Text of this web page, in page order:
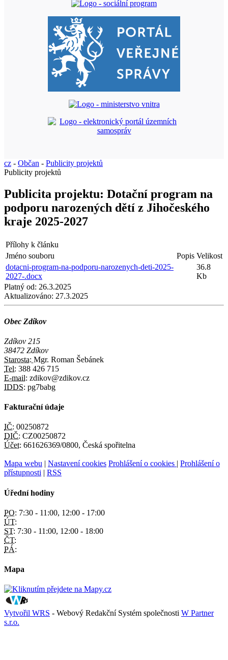
cz - Občan - Publicity projektů
Publicity projektů
Publicita projektu: Dotační program na
podporu narozených dětí z Jihočeského
kraje 2025-2027
Přílohy k článku
Jméno souboru
Popis Velikost
dotacni-program-na-podporu-narozenych-deti-2025-
2027-.docx
36.8
Kb
Platný od: 26.3.2025
Aktualizováno: 27.3.2025
Obec Zdíkov
Zdíkov 215
38472 Zdíkov
Starosta: Mgr. Roman Šebánek
Tel: 388 426 715
E-mail: zdikov@zdikov.cz
IDDS: pg7babg
Fakturační údaje
IČ: 00250872
DIČ: CZ00250872
Účet: 661626369/0800, Česká spořitelna
Mapa webu | Nastavení cookies Prohlášení o cookies | Prohlášení o
přístupnosti | RSS
Úřední hodiny
PO: 7:30 - 11:00, 12:00 - 17:00
ÚT:
ST: 7:30 - 11:00, 12:00 - 18:00
ČT:
PÁ:
Mapa
Vytvořil WRS - Webový Redakční Systém společnosti W Partner
s.r.o.